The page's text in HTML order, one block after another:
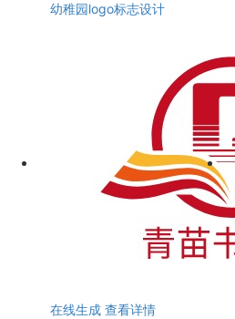
幼稚园logo标志设计
在线生成 查看详情